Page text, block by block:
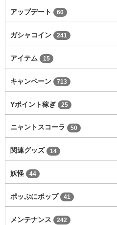
アップデート 60
ガシャコイン 241
アイテム 15
キャンペーン 713
Yポイント稼ぎ 25
ニャントスコーラ 50
関連グッズ 14
妖怪 44
ポッぷにポップ 41
メンテナンス 242